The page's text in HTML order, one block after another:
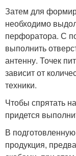
Затем для
необходимо
перфоратора. С
выполнить
антенну. Точек
зависит от
техники.
Чтобы спрятать
придется
В
продукция,